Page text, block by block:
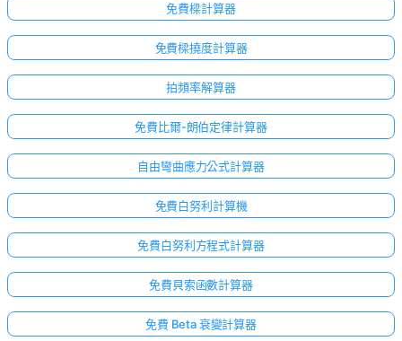
免費樑計算器
免費樑撓度計算器
拍頻率解算器
免費比爾-朗伯定律計算器
自由彎曲應力公式計算器
免費白努利計算機
免費白努利方程式計算器
免費貝索函數計算器
免費 Beta 衰變計算器